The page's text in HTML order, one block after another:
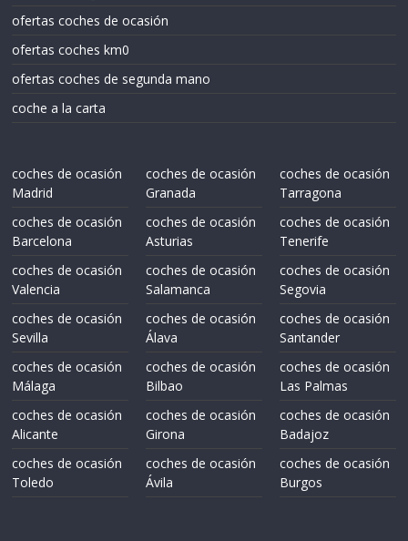
ofertas coches de ocasión
ofertas coches km0
ofertas coches de segunda mano
coche a la carta
coches de ocasión
Madrid
coches de ocasión
Barcelona
coches de ocasión
Valencia
coches de ocasión
Sevilla
coches de ocasión
Málaga
coches de ocasión
Alicante
coches de ocasión
Toledo
coches de ocasión
Granada
coches de ocasión
Asturias
coches de ocasión
Salamanca
coches de ocasión
Álava
coches de ocasión
Bilbao
coches de ocasión
Girona
coches de ocasión
Ávila
coches de ocasión
Tarragona
coches de ocasión
Tenerife
coches de ocasión
Segovia
coches de ocasión
Santander
coches de ocasión
Las Palmas
coches de ocasión
Badajoz
coches de ocasión
Burgos